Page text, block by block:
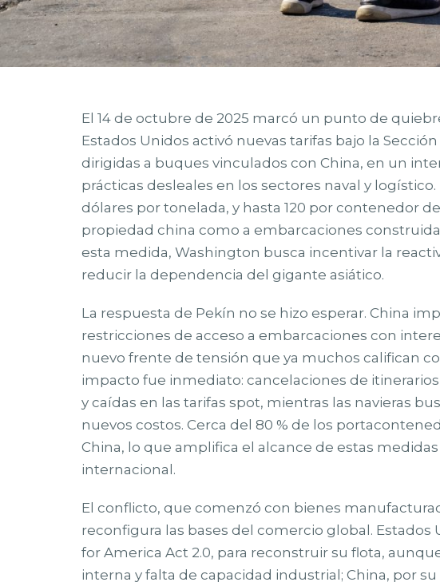
El 14 de octubre de 2025 marcó un punto de
Estados Unidos activó nuevas tarifas bajo la
dirigidas a buques vinculados con China, en un
prácticas desleales en los sectores naval y logístico.
dólares por tonelada, y hasta 120 por contenedor
propiedad china como a embarcaciones
esta medida, Washington busca incentivar la
reducir la dependencia del gigante asiático.
La respuesta de Pekín no se hizo esperar. China
restricciones de acceso a embarcaciones con
nuevo frente de tensión que ya muchos califican
impacto fue inmediato: cancelaciones de
y caídas en las tarifas spot, mientras las navieras
nuevos costos. Cerca del 80 % de los
China, lo que amplifica el alcance de estas
internacional.
El conflicto, que comenzó con bienes
reconfigura las bases del comercio global. Estados
for America Act 2.0, para reconstruir su flota,
interna y falta de capacidad industrial; China, por